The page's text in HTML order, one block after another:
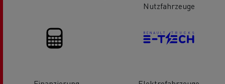
Nutzfahrzeuge